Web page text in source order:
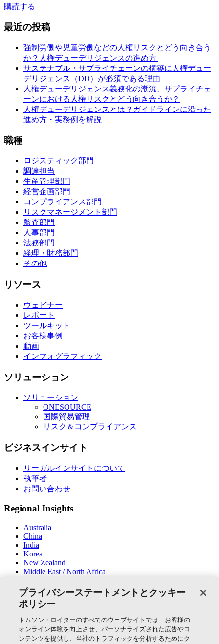
購読する
最近の投稿
強制労働や児童労働などの人権リスクとどう向き合う
か？人権デューデリジェンスの進め方
サステナブル・サプライチェーンの構築に人権デュー
デリジェンス（DD）が必須である理由
人権デューデリジェンス義務化の潮流、サプライチェ
ーンにおける人権リスクとどう向き合うか？
人権デューデリジェンスとは？ガイドラインに沿った
進め方・実務例を解説
職種
ロジスティック部門
調達担当
生産管理部門
経営企画部門
コンプライアンス部門
リスクマネージメント部門
監査部門
人事部門
法務部門
経理・財務部門
その他
リソース
ウェビナー
レポート
ツールキット
お客様事例
動画
インフォグラフィック
ソリューション
ソリューション
ONESOURCE
国際貿易管理
リスク＆コンプライアンス
ビジネスインサイト
リーガルインサイトについて
執筆者
お問い合わせ
Regional Insights
Australia
China
India
Korea
New Zealand
Middle East / North Africa
SNSでつながる
プライバシーステートメントとクッキー
ポリシー
トムソン・ロイターのすべてのウェブサイトでは、お客様の
オンライン体験を向上させ、パーソナライズされた広告やコ
ンテンツを提供し、当社のトラフィックを分析するためにク